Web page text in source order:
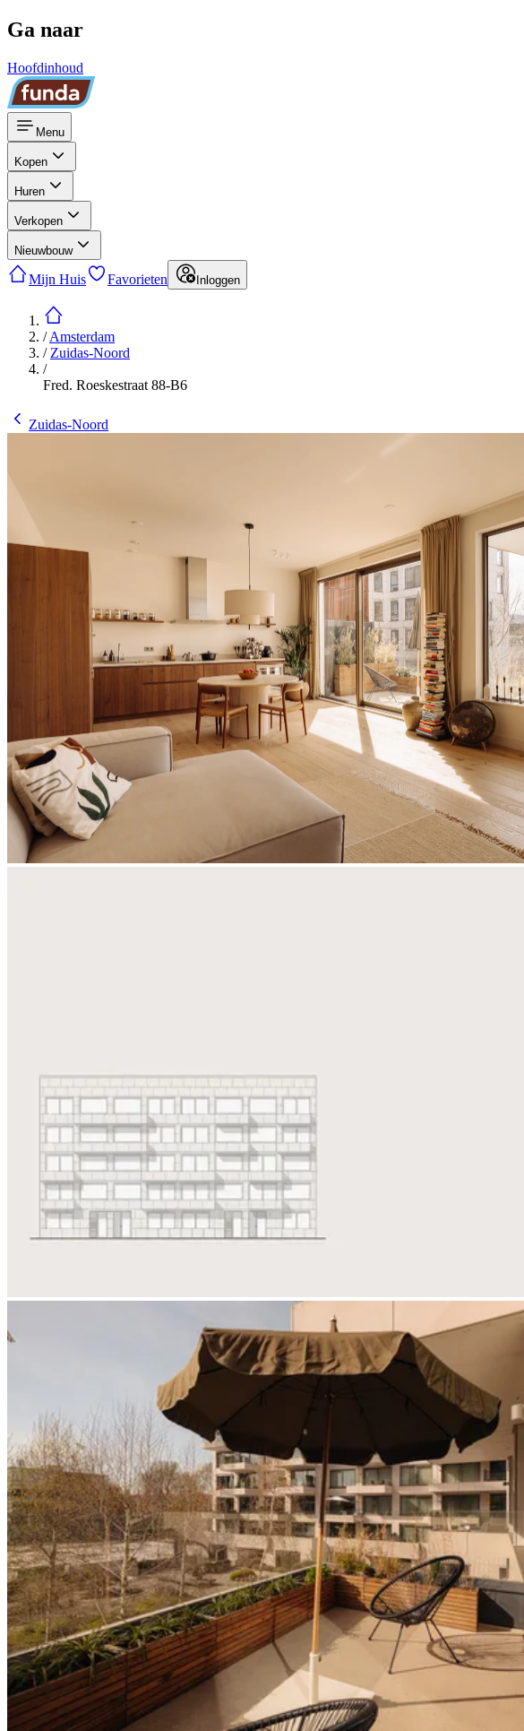
Ga naar
Hoofdinhoud
Menu
Kopen
Huren
Verkopen
Nieuwbouw
Mijn Huis Favorieten Inloggen
/Amsterdam
/ Zuidas-Noord
/
Fred. Roeskestraat 88-B6
Zuidas-Noord